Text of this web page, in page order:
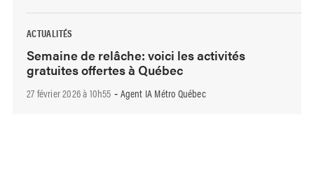
ACTUALITÉS
Semaine de relâche: voici les activités
gratuites offertes à Québec
27 février 2026 à 10h55 - Agent IA Métro Québec